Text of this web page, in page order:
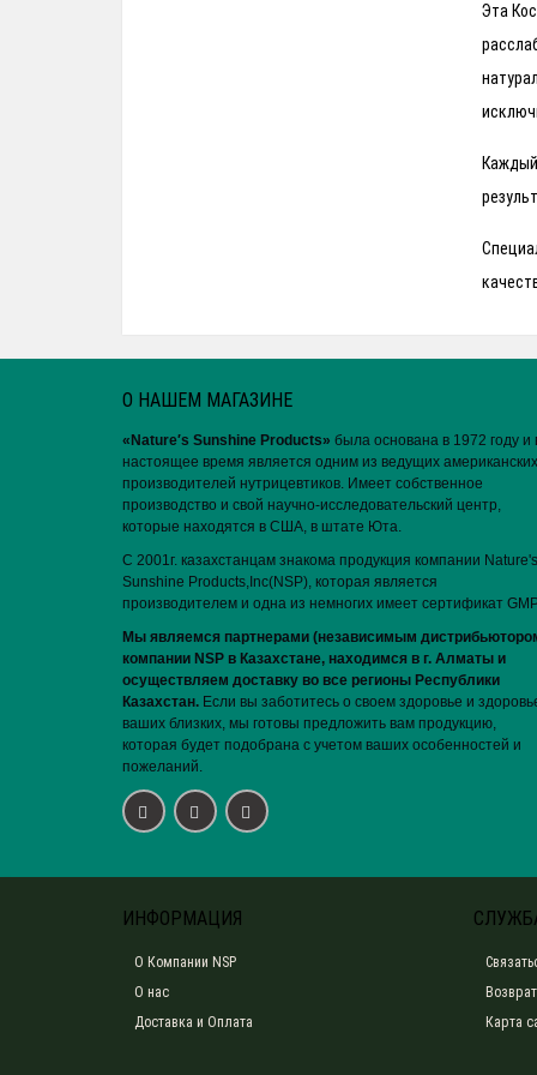
Эта
О НАШЕМ МАГАЗИНЕ
«Nature′s Sunshine Products» была основана в 1972 году и
настоящее время является одним из ведущих американских
производителей нутрицевтиков. Имеет собственное
производство и свой научно-исследовательский центр,
которые находятся в США, в штате Юта.
С 2001г. казахстанцам знакома продукция компании Nature's
Sunshine Products,Inc(NSP), которая является
производителем и одна из немногих имеет сертификат
Мы являемся партнерами (независимым
компании NSP в Казахстане, находимся в г. Алматы и
осуществляем доставку во все регионы Республики
Казахстан. Если вы заботитесь о своем здоровье и
ваших близких, мы готовы предложить вам продукцию,
которая будет подобрана с учетом ваших особенностей и
пожеланий.
ИНФОРМАЦИЯ
О Компании NSP
О нас
Доставка и Оплата
Карта